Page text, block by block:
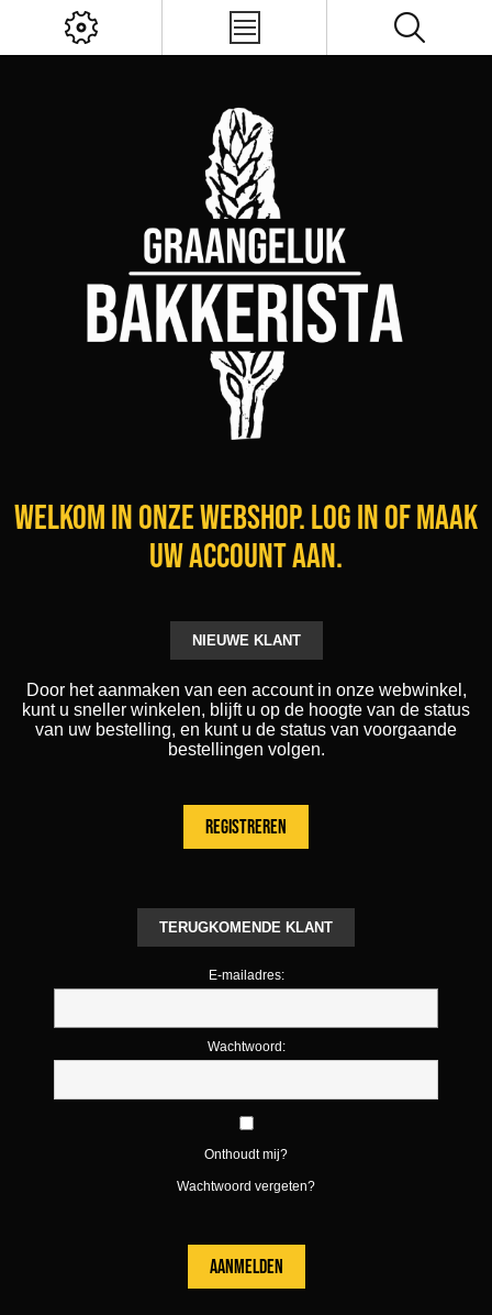
Welkom in onze webshop. Log in of maak
uw account aan.
NIEUWE KLANT
Door het aanmaken van een account in onze webwinkel,
kunt u sneller winkelen, blijft u op de hoogte van de status
van uw bestelling, en kunt u de status van voorgaande
bestellingen volgen.
TERUGKOMENDE KLANT
E-mailadres:
Wachtwoord:
Onthoudt mij?
Wachtwoord vergeten?